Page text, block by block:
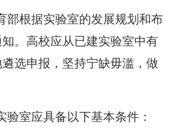
部根据实验室的发展规划和布
。高校应从已建实验室中有
选申报，坚持宁缺毋滥，做
验室应具备以下基本条件：